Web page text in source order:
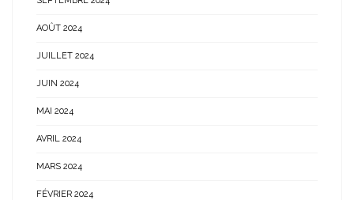
AOÛT 2024
JUILLET 2024
JUIN 2024
MAI 2024
AVRIL 2024
MARS 2024
FÉVRIER 2024